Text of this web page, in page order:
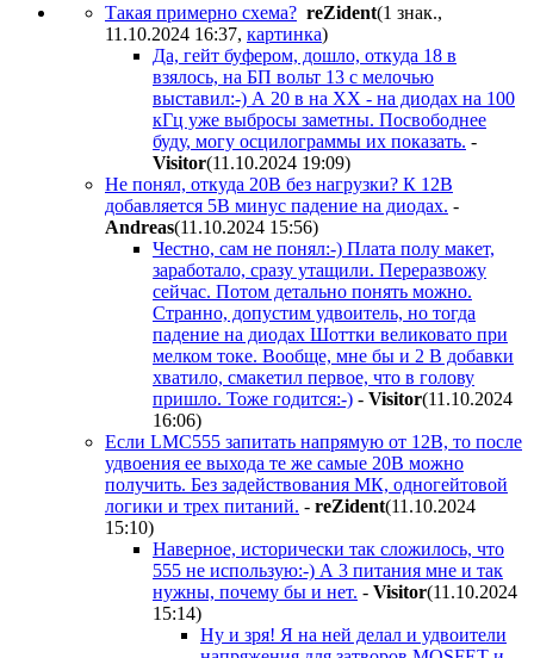
Такая примерно схема? reZident(1 знак.,
11.10.2024 16:37, картинка)
Да, гейт буфером, дошло, откуда 18 в
взялось, на БП вольт 13 с мелочью
выставил:-) А 20 в на ХХ - на диодах на 100
кГц уже выбросы заметны. Посвободнее
буду, могу осцилограммы их показать. -
Visitor(11.10.2024 19:09)
Не понял, откуда 20В без нагрузки? К 12В
добавляется 5В минус падение на диодах. -
Andreas(11.10.2024 15:56)
Честно, сам не понял:-) Плата полу макет,
заработало, сразу утащили. Переразвожу
сейчас. Потом детально понять можно.
Странно, допустим удвоитель, но тогда
падение на диодах Шоттки великовато при
мелком токе. Вообще, мне бы и 2 В добавки
хватило, смакетил первое, что в голову
пришло. Тоже годится:-) - Visitor(11.10.2024
16:06)
Если LMC555 запитать напрямую от 12В, то после
удвоения ее выхода те же самые 20В можно
получить. Без задействования МК, одногейтовой
логики и трех питаний. - reZident(11.10.2024
15:10)
Наверное, исторически так сложилось, что
555 не использую:-) А 3 питания мне и так
нужны, почему бы и нет. - Visitor(11.10.2024
15:14)
Ну и зря! Я на ней делал и удвоители